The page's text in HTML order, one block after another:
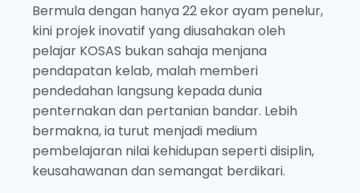
Bermula dengan hanya 22 ekor ayam penelur,
kini projek inovatif yang diusahakan oleh
pelajar KOSAS bukan sahaja menjana
pendapatan kelab, malah memberi
pendedahan langsung kepada dunia
penternakan dan pertanian bandar. Lebih
bermakna, ia turut menjadi medium
pembelajaran nilai kehidupan seperti disiplin,
keusahawanan dan semangat berdikari.